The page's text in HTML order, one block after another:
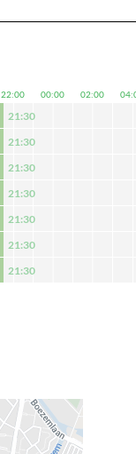
22:00 00:00 02:00
21:30
21:30
21:30
21:30
21:30
21:30
21:30